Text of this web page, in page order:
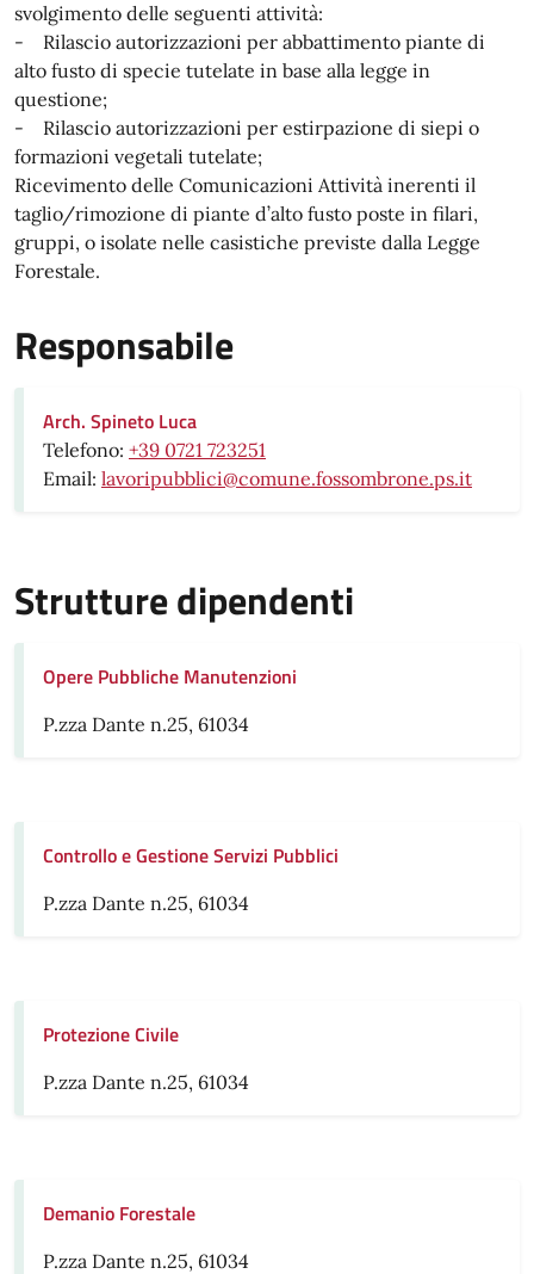
svolgimento delle seguenti attività:
- Rilascio autorizzazioni per abbattimento piante di
alto fusto di specie tutelate in base alla legge in
questione;
- Rilascio autorizzazioni per estirpazione di siepi o
formazioni vegetali tutelate;
Ricevimento delle Comunicazioni Attività inerenti il
taglio/rimozione di piante d’alto fusto poste in filari,
gruppi, o isolate nelle casistiche previste dalla Legge
Forestale.
Responsabile
Arch. Spineto Luca
Telefono: +39 0721 723251
Email: lavoripubblici@comune.fossombrone.ps.it
Strutture dipendenti
Opere Pubbliche Manutenzioni
P.zza Dante n.25, 61034
Controllo e Gestione Servizi Pubblici
P.zza Dante n.25, 61034
Protezione Civile
P.zza Dante n.25, 61034
Demanio Forestale
P.zza Dante n.25, 61034